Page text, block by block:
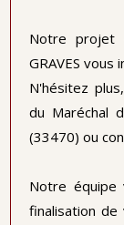
Notre projet
GRAVES vous
N'hésitez
du Maréchal
(33470) ou
Notre équipe
finalisation